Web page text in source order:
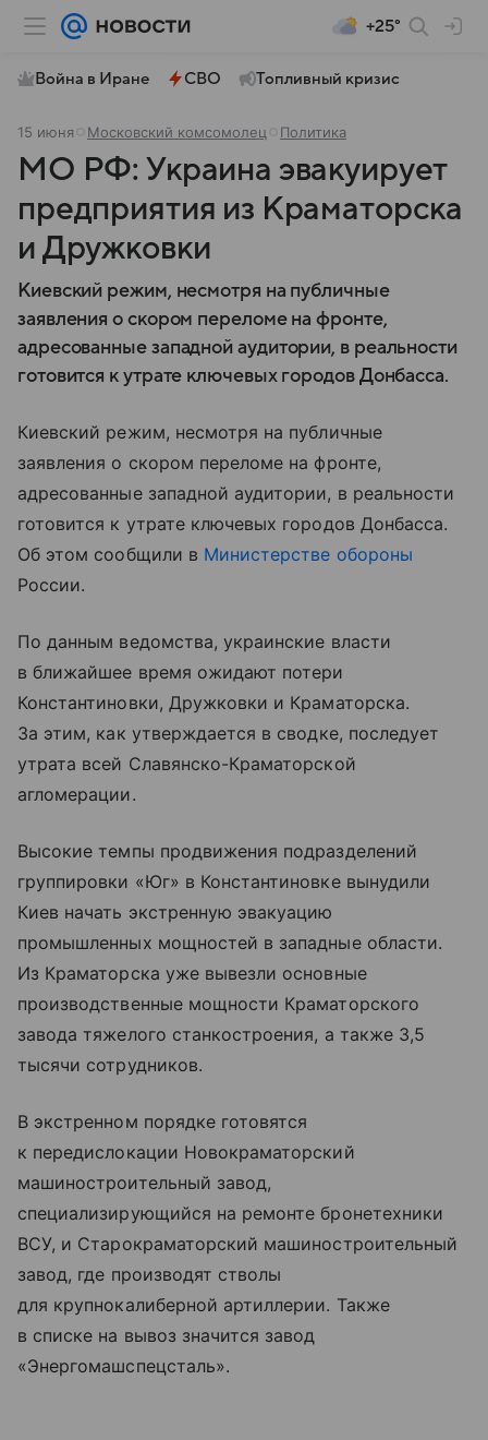
+25°
Война в Иране СВО Топливный кризис
15 июня Московский комсомолец Политика
МО РФ: Украина эвакуирует
предприятия из Краматорска
и Дружковки
Киевский режим, несмотря на публичные
заявления о скором переломе на фронте,
адресованные западной аудитории, в реальности
готовится к утрате ключевых городов Донбасса.
Киевский режим, несмотря на публичные
заявления о скором переломе на фронте,
адресованные западной аудитории, в реальности
готовится к утрате ключевых городов Донбасса.
Об этом сообщили в Министерстве обороны
России.
По данным ведомства, украинские власти
в ближайшее время ожидают потери
Константиновки, Дружковки и Краматорска.
За этим, как утверждается в сводке, последует
утрата всей Славянско-Краматорской
агломерации.
Высокие темпы продвижения подразделений
группировки «Юг» в Константиновке вынудили
Киев начать экстренную эвакуацию
промышленных мощностей в западные области.
Из Краматорска уже вывезли основные
производственные мощности Краматорского
завода тяжелого станкостроения, а также 3,5
тысячи сотрудников.
В экстренном порядке готовятся
к передислокации Новокраматорский
машиностроительный завод,
специализирующийся на ремонте бронетехники
ВСУ, и Старокраматорский машиностроительный
завод, где производят стволы
для крупнокалиберной артиллерии. Также
в списке на вывоз значится завод
«Энергомашспецсталь».